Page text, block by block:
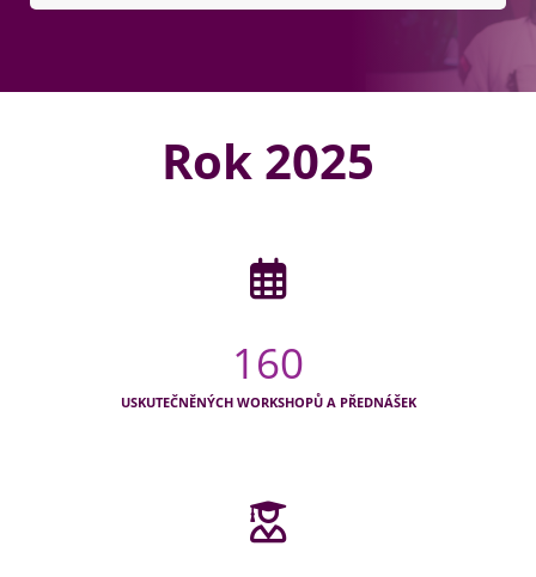
Rok 2025
160
USKUTEČNĚNÝCH WORKSHOPŮ A PŘEDNÁŠEK